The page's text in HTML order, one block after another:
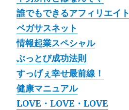
誰でもできるアフィリエイト
ペガサスネット
情報起業スペシャル
ぶっとび成功法則
すっげぇ幸せ最前線！
健康マニュアル
LOVE・LOVE・LOVE